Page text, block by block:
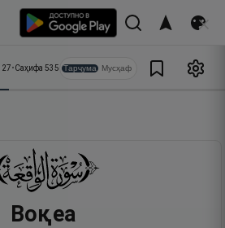
27•Саҳифа 535 Тарҷума Мусҳаф
Воқеа